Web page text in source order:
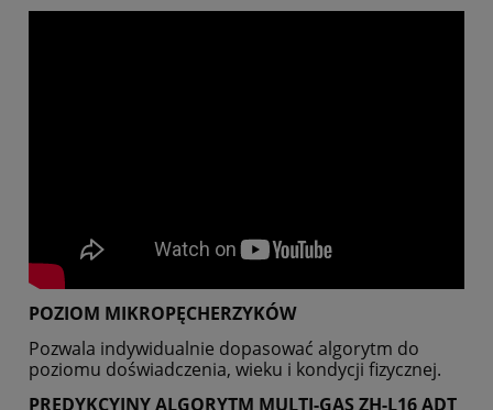
POZIOM MIKROPĘCHERZYKÓW
Pozwala indywidualnie dopasować algorytm do
poziomu doświadczenia, wieku i kondycji fizycznej.
PREDYKCYJNY ALGORYTM MULTI-GAS ZH-L16 ADT